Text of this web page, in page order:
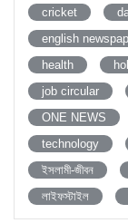
cricket
english
health
job circular
ONE NEWS
technology
ইসলামী-জীবন
লাইফস্টাইল